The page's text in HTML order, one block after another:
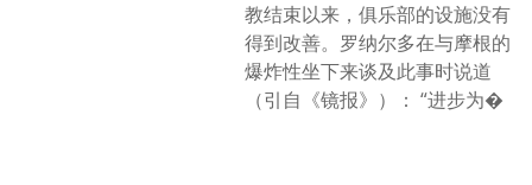
教结束以来，俱乐部的设施没有
得到改善。罗纳尔多在与摩根的
爆炸性坐下来谈及此事时说道
（引自《镜报》）： “进步为�